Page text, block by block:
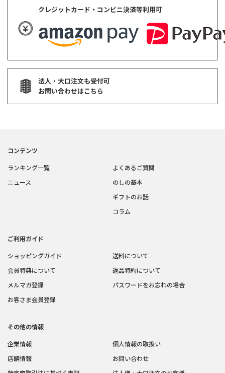
クレジットカード・コンビニ決済等利用可
法人・大口注文も受付可
お問い合わせはこちら
コンテンツ
ランキング一覧
ニュース
よくあるご質問
のしの基本
ギフトのお話
コラム
ご利用ガイド
ショッピングガイド
会員特典について
メルマガ登録
お客さま会員登録
送料について
返品特約について
パスワードをお忘れの場合
その他の情報
企業情報
店舗情報
個人情報の取扱い
お問い合わせ